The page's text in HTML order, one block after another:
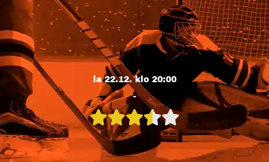
la 22.12. klo 20:00
-